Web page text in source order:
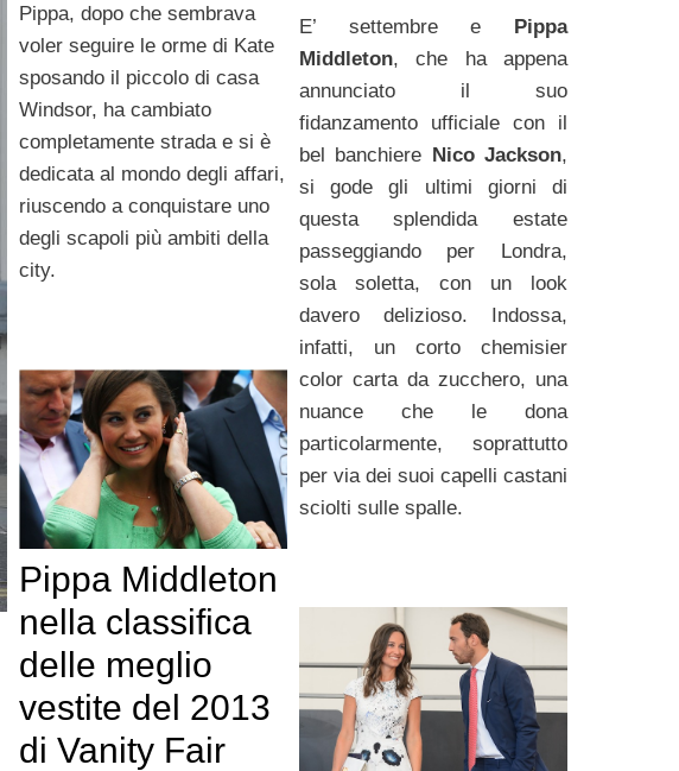
Pippa, dopo che sembrava
voler seguire le orme di Kate
sposando il piccolo di casa
Windsor, ha cambiato
completamente strada e si è
dedicata al mondo degli affari,
riuscendo a conquistare uno
degli scapoli più ambiti della
city.
E’ settembre e Pippa
Middleton, che ha appena
annunciato il suo
fidanzamento ufficiale con il
bel banchiere Nico Jackson,
si gode gli ultimi giorni di
questa splendida estate
passeggiando per Londra,
sola soletta, con un look
davero delizioso. Indossa,
infatti, un corto chemisier
color carta da zucchero, una
nuance che le dona
particolarmente, soprattutto
per via dei suoi capelli castani
sciolti sulle spalle.
Pippa Middleton
nella classifica
delle meglio
vestite del 2013
di Vanity Fair